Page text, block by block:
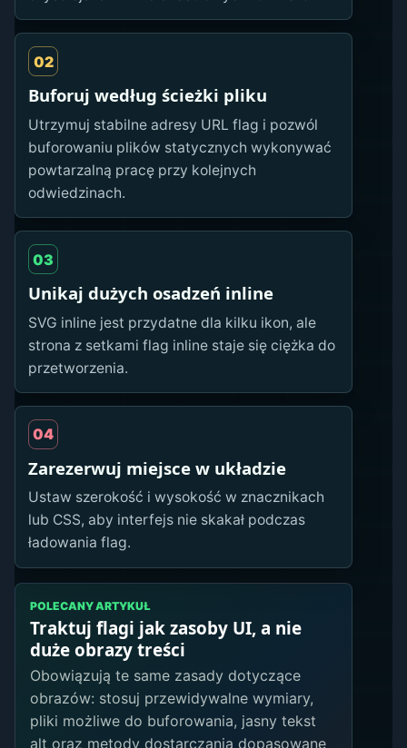
02
Buforuj według ścieżki pliku
Utrzymuj stabilne adresy URL flag i pozwól
buforowaniu plików statycznych wykonywać
powtarzalną pracę przy kolejnych
odwiedzinach.
03
Unikaj dużych osadzeń inline
SVG inline jest przydatne dla kilku ikon, ale
strona z setkami flag inline staje się ciężka do
przetworzenia.
04
Zarezerwuj miejsce w układzie
Ustaw szerokość i wysokość w znacznikach
lub CSS, aby interfejs nie skakał podczas
ładowania flag.
POLECANY ARTYKUŁ
Traktuj flagi jak zasoby UI, a nie
duże obrazy treści
Obowiązują te same zasady dotyczące
obrazów: stosuj przewidywalne wymiary,
pliki możliwe do buforowania, jasny tekst
alt oraz metody dostarczania dopasowane